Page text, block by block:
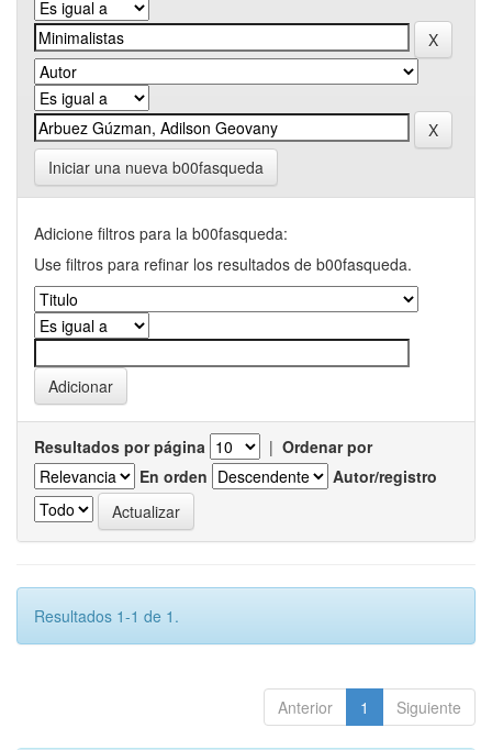
Iniciar una nueva b00fasqueda
Adicione filtros para la b00fasqueda:
Use filtros para refinar los resultados de b00fasqueda.
Resultados por página | Ordenar por
En orden
Autor/registro
Resultados 1-1 de 1.
Anterior 1 Siguiente